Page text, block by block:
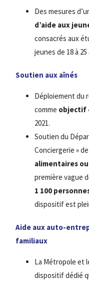
Des mesures
d’aide aux
consacrés aux
jeunes de 18 à
Soutien aux aînés
Déploiement du
comme objectif
2021.
Soutien du
Conciergerie »
alimentaires
première vague
1 100
dispositif est
Aide aux auto-
familiaux
La Métropole et
dispositif dédié